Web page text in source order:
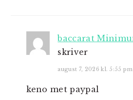
baccarat
skriver
august 7, 2026 kl. 5:55 pm
keno met paypal